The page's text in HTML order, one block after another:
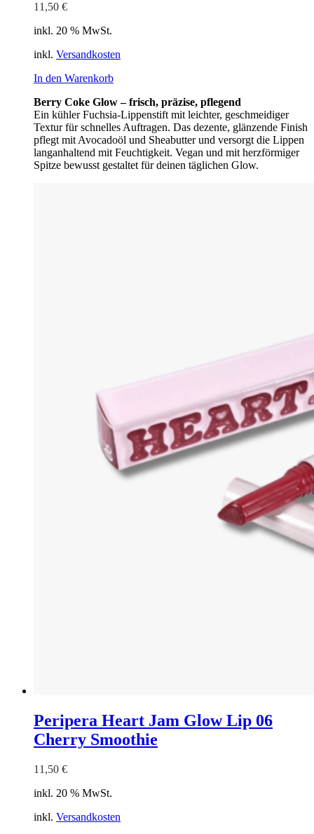
11,50 €
inkl. 20 % MwSt.
inkl. Versandkosten
In den Warenkorb
Berry Coke Glow – frisch, präzise, pflegend
Ein kühler Fuchsia-Lippenstift mit leichter, geschmeidiger
Textur für schnelles Auftragen. Das dezente, glänzende Finish
pflegt mit Avocadoöl und Sheabutter und versorgt die Lippen
langanhaltend mit Feuchtigkeit. Vegan und mit herzförmiger
Spitze bewusst gestaltet für deinen täglichen Glow.
Peripera Heart Jam Glow Lip 06
Cherry Smoothie
11,50 €
inkl. 20 % MwSt.
inkl. Versandkosten